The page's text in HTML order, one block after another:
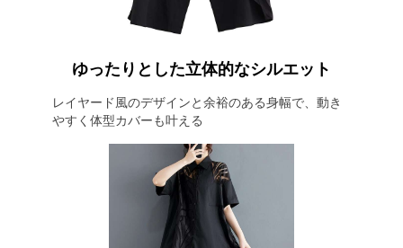
ゆったりとした立体的なシルエット
レイヤード風のデザインと余裕のある身幅で、動き
やすく体型カバーも叶える